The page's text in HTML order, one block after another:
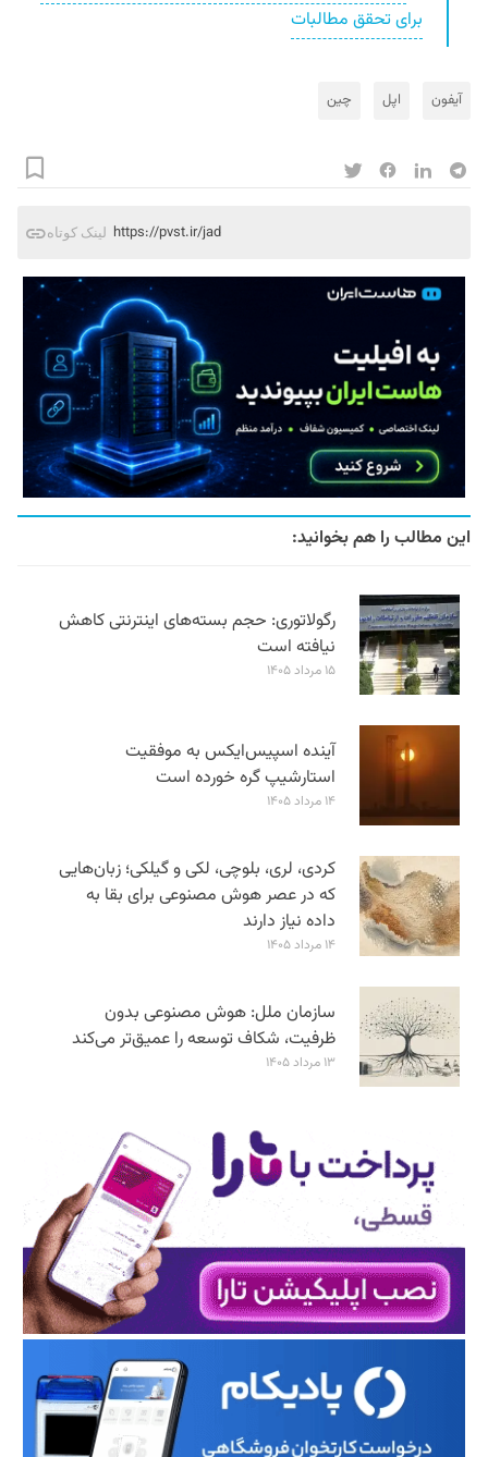
برای تحقق مطالبات
آیفون اپل چین
لینک کوتاه https://pvst.ir/jad
این مطالب را هم بخوانید:
رگولاتوری: حجم بسته‌های اینترنتی کاهش
نیافته است
۱۵ مرداد ۱۴۰۵
آینده اسپیس‌ایکس به موفقیت
استارشیپ گره خورده است
۱۴ مرداد ۱۴۰۵
کردی، لری، بلوچی، لکی و گیلکی؛ زبان‌هایی
که در عصر هوش مصنوعی برای بقا به
داده نیاز دارند
۱۴ مرداد ۱۴۰۵
سازمان ملل: هوش مصنوعی بدون
ظرفیت، شکاف توسعه را عمیق‌تر می‌کند
۱۳ مرداد ۱۴۰۵